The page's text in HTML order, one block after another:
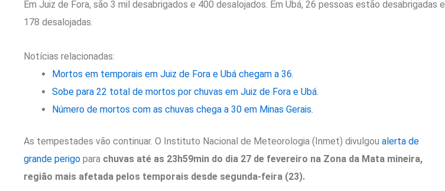
Em Juiz de Fora, são 3 mil desabrigados e 400 desalojados. Em Ubá, 26 pessoas estão desabrigadas e
178 desalojadas.
Notícias relacionadas:
Mortos em temporais em Juiz de Fora e Ubá chegam a 36.
Sobe para 22 total de mortos por chuvas em Juiz de Fora e Ubá.
Número de mortos com as chuvas chega a 30 em Minas Gerais.
As tempestades vão continuar. O Instituto Nacional de Meteorologia (Inmet) divulgou alerta de
grande perigo para chuvas até as 23h59min do dia 27 de fevereiro na Zona da Mata mineira,
região mais afetada pelos temporais desde segunda-feira (23).